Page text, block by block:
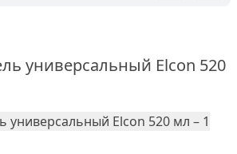
универсальный Elcon 520